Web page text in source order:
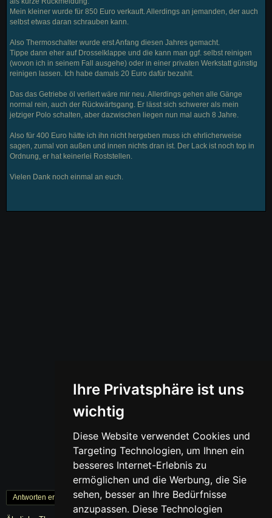
Ihre Privatsphäre ist uns
wichtig
Diese Website verwendet Cookies und
Targeting Technologien, um Ihnen ein
besseres Internet-Erlebnis zu
ermöglichen und die Werbung, die Sie
sehen, besser an Ihre Bedürfnisse
anzupassen. Diese Technologien
Mein kleiner wurde für 850 Euro verkauft. Allerdings an jemanden, der auch
selbst etwas daran schrauben kann.
Also Thermoschalter wurde erst Anfang diesen Jahres gemacht.
Tippe dann eher auf Drosselklappe und die kann man ggf. selbst reinigen
(wovon ich in seinem Fall ausgehe) oder in einer privaten Werkstatt günstig
reinigen lassen. Ich habe damals 20 Euro dafür bezahlt.
Das das Getriebe öl verliert wäre mir neu. Allerdings gehen alle Gänge
normal rein, auch der Rückwärtsgang. Er lässt sich schwerer als mein
jetziger Polo schalten, aber dazwischen liegen nun mal auch 8 Jahre.
Also für 400 Euro hätte ich ihn nicht hergeben muss ich ehrlicherweise
sagen, zumal von außen und innen nichts dran ist. Der Lack ist noch top in
Ordnung, er hat keinerlei Roststellen.
Vielen Dank noch einmal an euch.
« Zurück 1
Antworten erstellen